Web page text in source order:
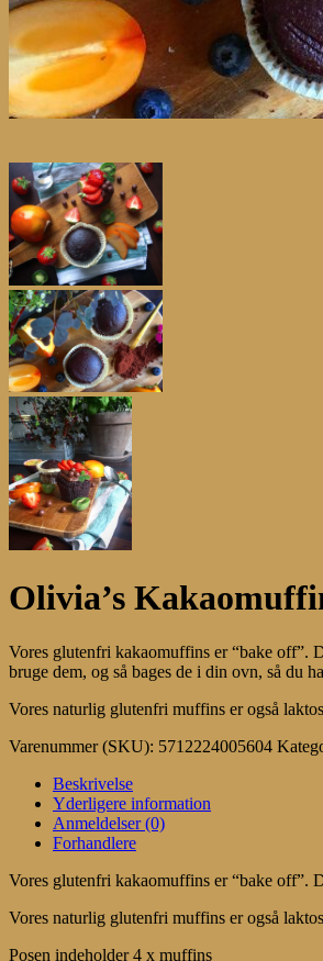
Olivia’s
Vores glutenfri kakaomuffins er “bake off”.
bruge dem, og så bages de i din ovn, så du
Vores naturlig glutenfri muffins er også
Varenummer (SKU): 5712224005604
Beskrivelse
Yderligere information
Anmeldelser (0)
Forhandlere
Vores glutenfri kakaomuffins er “bake off”.
Vores naturlig glutenfri muffins er også
Posen indeholder 4 x muffins